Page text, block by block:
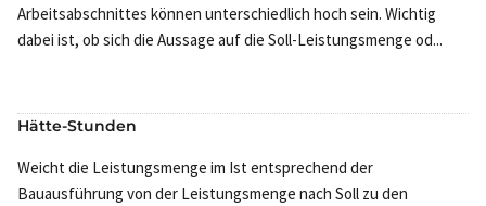
Arbeitsabschnittes können unterschiedlich hoch sein. Wichtig
dabei ist, ob sich die Aussage auf die Soll-Leistungsmenge od...
Hätte-Stunden
Weicht die Leistungsmenge im Ist entsprechend der
Bauausführung von der Leistungsmenge nach Soll zu den